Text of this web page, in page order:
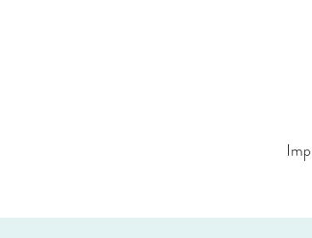
Wenn Demenz nicht ins System